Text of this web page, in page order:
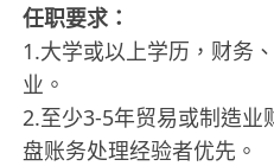
任职要求：
1.大学或以上学历，财务
业。
2.至少3-5年贸易或制造业
盘账务处理经验者优先。